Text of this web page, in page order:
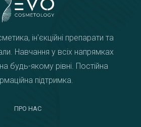
ін'єкційні препарати та
Навчання у всіх напрямках
будь-якому рівні. Постійна
підтримка.
ПРО НАС